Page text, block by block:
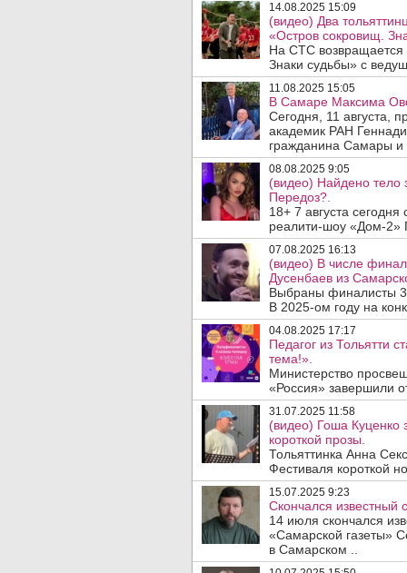
14.08.2025 15:09
(видео) Два
«Остров сокровищ.
На СТС возвращается
Знаки судьбы» с
11.08.2025 15:05
В Самаре Максима
Сегодня, 11 августа,
академик РАН
гражданина Самары и
08.08.2025 9:05
(видео) Найдено
Передоз?.
18+ 7 августа
реалити-шоу «Дом-2»
07.08.2025 16:13
(видео) В числе
Дусенбаев из
Выбраны финалисты 3-
В 2025-ом году на
04.08.2025 17:17
Педагог из Тольятти
тема!».
Министерство
«Россия» завершили
31.07.2025 11:58
(видео) Гоша Куценко
короткой прозы.
Тольяттинка Анна
Фестиваля короткой
15.07.2025 9:23
Скончался известный
14 июля скончался
«Самарской газеты»
в Самарском ..